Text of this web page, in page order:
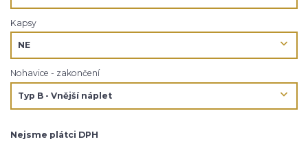
Kapsy
Nohavice - zakončení
Nejsme plátci DPH